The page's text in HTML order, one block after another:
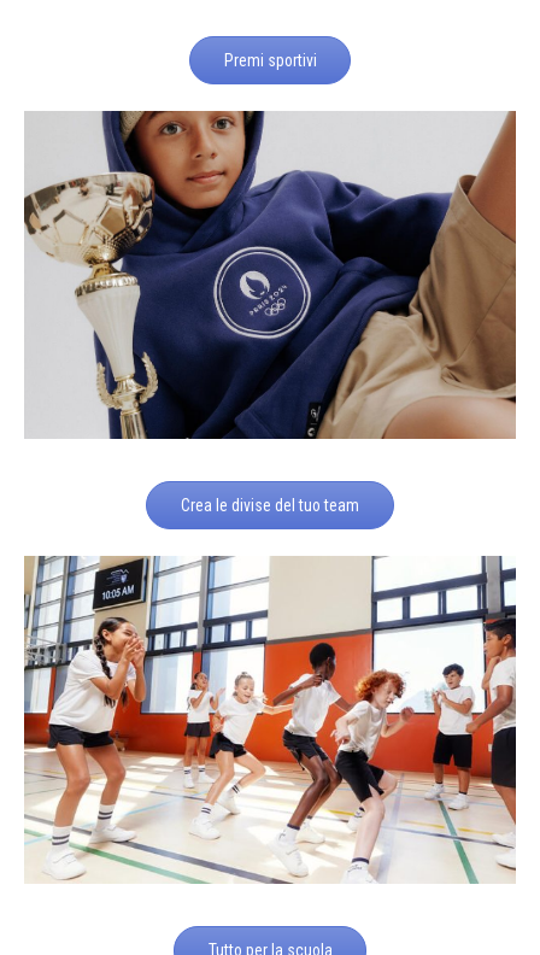
Premi sportivi
Crea le divise del tuo team
Tutto per la scuola